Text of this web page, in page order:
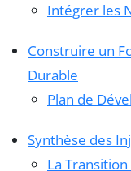
Intégrer les
Construire un
Durable
Plan de
Synthèse des
La